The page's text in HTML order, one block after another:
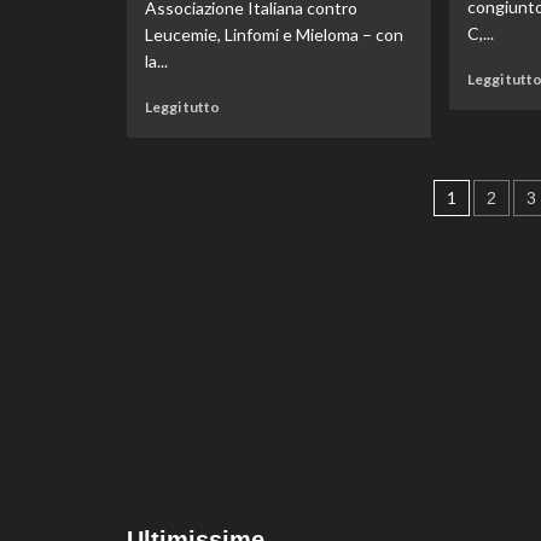
Associazione Italiana contro
Leucemie, Linfomi e Mieloma – con
la...
Leggi tuttoLeggi
C,...
Leggi tutto
1 2 3